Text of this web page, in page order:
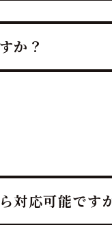
高の試食体験を同
ルのおもてなしを
か？
対応可能です